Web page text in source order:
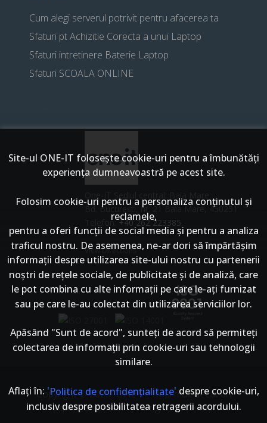
Cum alegi serverul potrivit pentru afacerea ta
Sfaturi pt Achizitie Corecta a unui Laptop
Sfaturi intretinere Baterie Laptop
Sfaturi SCOALA ONLINE
One-IT Sediul central: Baia Mare:
Bd. București, nr. 21 Baia Mare, 430251
Telefon:+40 262 223385
View Directions
Copyright © 2025 ONE-IT - Mai mult decât un
expert, un prieten - All rights reserved.
Site-ul ONE-IT foloseşte cookie-uri pentru a îmbunătăți
experiența dumneavoastră pe acest site.
Folosim cookie-uri pentru a personaliza conținutul și
reclamele,
pentru a oferi funcții de social media și pentru a analiza
traficul nostru. De asemenea, ne-ar dori să împărtășim
informații despre utilizarea site-ului nostru cu partenerii
noștri de rețele sociale, de publicitate și de analiză, care
le pot combina cu alte informații pe care le-ați furnizat
sau pe care le-au colectat din utilizarea serviciilor lor.
Apăsând "Sunt de acord", sunteți de acord să permiteți
colectarea de informații prin cookie-uri sau tehnologii
similare.
Aflați în: 'Politica de confidențialitate' despre cookie-uri,
inclusiv despre posibilitatea retragerii acordului.